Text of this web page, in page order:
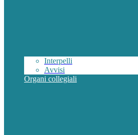
Interpelli
Avvisi
Organi collegiali